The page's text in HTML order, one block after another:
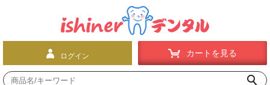
ログイン カートを見る